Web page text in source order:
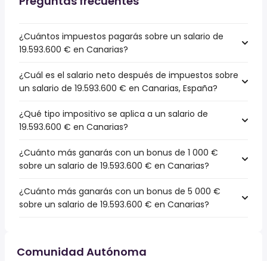
¿Cuántos impuestos pagarás sobre un salario de
19.593.600 € en Canarias?
¿Cuál es el salario neto después de impuestos sobre
un salario de 19.593.600 € en Canarias, España?
¿Qué tipo impositivo se aplica a un salario de
19.593.600 € en Canarias?
¿Cuánto más ganarás con un bonus de 1 000 €
sobre un salario de 19.593.600 € en Canarias?
¿Cuánto más ganarás con un bonus de 5 000 €
sobre un salario de 19.593.600 € en Canarias?
Comunidad Autónoma